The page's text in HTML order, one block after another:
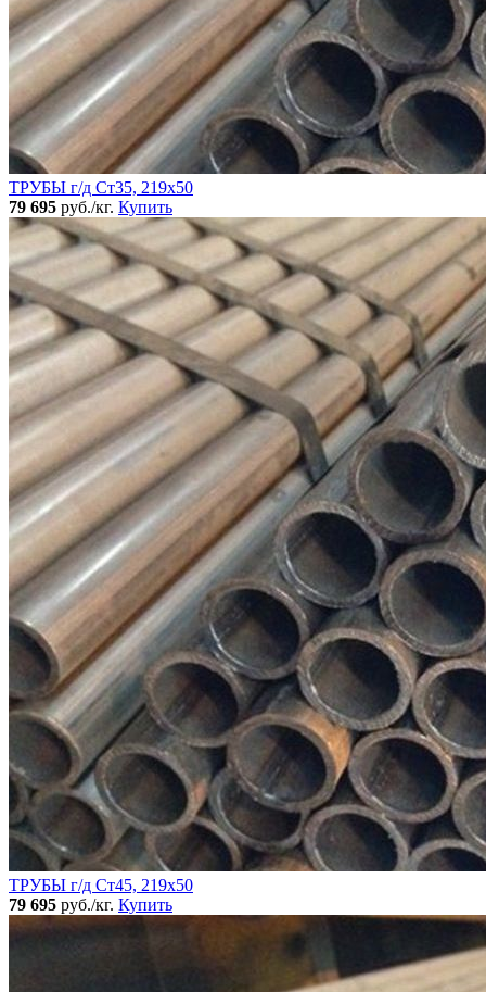
ТРУБЫ г/д Ст35, 219х50
79 695 руб./кг. Купить
ТРУБЫ г/д Ст45, 219х50
79 695 руб./кг. Купить